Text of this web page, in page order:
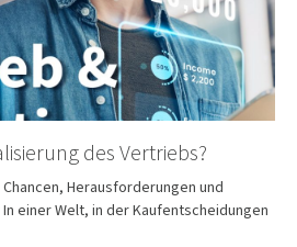
des Vertriebs?
Herausforderungen und
einer Welt, in der Kaufentscheidungen